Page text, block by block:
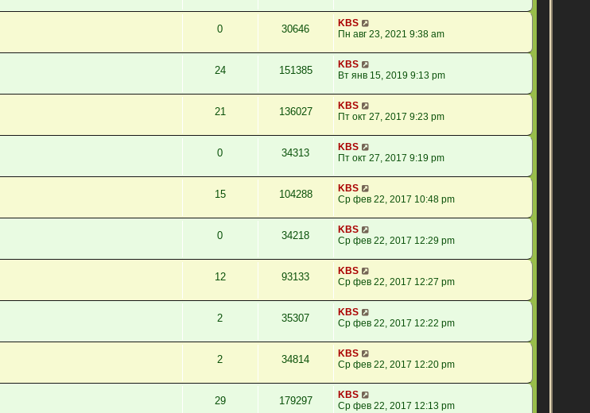
0 30646
KBS
Пн авг 23, 2021 9:38 am
24 151385
KBS
Вт янв 15, 2019 9:13 pm
21 136027
KBS
Пт окт 27, 2017 9:23 pm
0 34313
KBS
Пт окт 27, 2017 9:19 pm
15 104288
KBS
Ср фев 22, 2017 10:48 pm
0 34218
KBS
Ср фев 22, 2017 12:29 pm
12 93133
KBS
Ср фев 22, 2017 12:27 pm
2 35307
KBS
Ср фев 22, 2017 12:22 pm
2 34814
KBS
Ср фев 22, 2017 12:20 pm
29 179297
KBS
Ср фев 22, 2017 12:13 pm